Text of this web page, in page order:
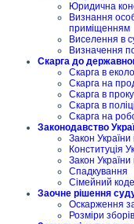
Юридична
Визнання
приміщенням
Виселення в
Визначення
Скарга до
Скарга в
Скарга на
Скарга в
Скарга в
Скарга на
Законодавство
Закон
Конституція
Закон
Спадкування
Сімейний
Заочне рішення
Оскарження
Розміри